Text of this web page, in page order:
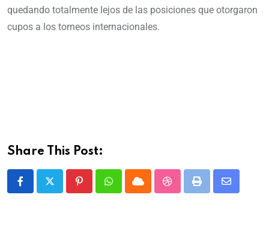
quedando totalmente lejos de las posiciones que otorgaron
cupos a los torneos internacionales.
Share This Post: